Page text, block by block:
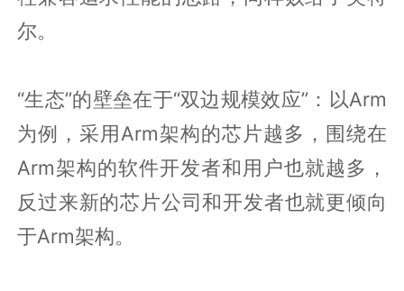
尔。
“生态”的壁垒在于“双边规模效应”：以Arm
为例，采用Arm架构的芯片越多，围绕在
Arm架构的软件开发者和用户也就越多，
反过来新的芯片公司和开发者也就更倾向
于Arm架构。